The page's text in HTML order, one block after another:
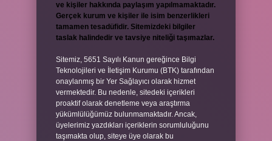
ve kişiler hakkında paylaşım yapılmamaktadır.
Gerçek kurum ve kişiler ile isim benzerlikleri
tamamen tesadüfidir. Sitemizdeki bilgiler
taslak halindedir ve tavsiye niteliği taşımazlar.
Sitemiz, 5651 Sayılı Kanun gereğince Bilgi
Teknolojileri ve İletişim Kurumu (BTK) tarafından
onaylanmış bir Yer Sağlayıcı olarak hizmet
vermektedir. Bu nedenle, sitedeki içerikleri
proaktif olarak denetleme veya araştırma
yükümlülüğümüz bulunmamaktadır. Ancak,
üyelerimiz yazdıkları içeriklerin sorumluluğunu
taşımakta olup, siteye üye olarak bu